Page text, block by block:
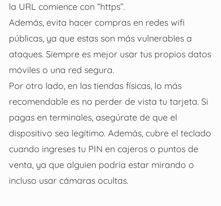
la URL comience con “https”.
Además, evita hacer compras en redes wifi
públicas, ya que estas son más vulnerables a
ataques. Siempre es mejor usar tus propios datos
móviles o una red segura.
Por otro lado, en las tiendas físicas, lo más
recomendable es no perder de vista tu tarjeta. Si
pagas en terminales, asegúrate de que el
dispositivo sea legítimo. Además, cubre el teclado
cuando ingreses tu PIN en cajeros o puntos de
venta, ya que alguien podría estar mirando o
incluso usar cámaras ocultas.